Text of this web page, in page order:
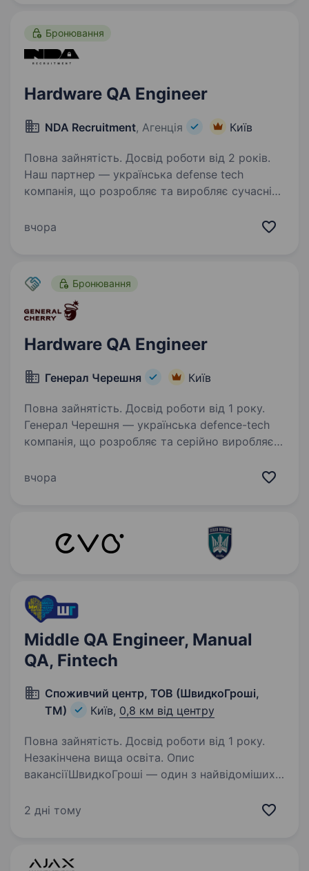
Бронювання
Hardware QA Engineer
NDA Recruitment, Агенція Київ
Повна зайнятість. Досвід роботи від 2 років.
Наш партнер — українська defense tech
компанія, що розробляє та виробляє сучасні
У зв’язку з розвитком напрямку шукаємо QA
вчора
Бронювання
Hardware QA Engineer
Генерал Черешня Київ
Повна зайнятість. Досвід роботи від 1 року.
Генерал Черешня — українська defence-tech
компанія, що розробляє та серійно виробляє
з FPV-дронами та дронами-перехоплювачами
вчора
Middle QA Engineer, Manual
QA, Fintech
Споживчий центр, ТОВ (ШвидкоГроші,
ТМ)
Київ, 0,8 км від центру
Повна зайнятість. Досвід роботи від 1 року.
Незакінчена вища освіта. Опис
вакансіїШвидкоГроші — один з найвідоміших
клієнти вже понад 15 років. Ми постійно
2 дні тому